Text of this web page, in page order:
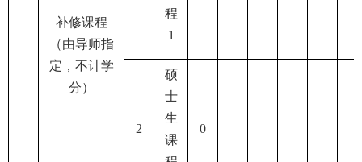
补修课程
（由导师指
定，不计学
分）
程
1
2
硕
士
生
课
0